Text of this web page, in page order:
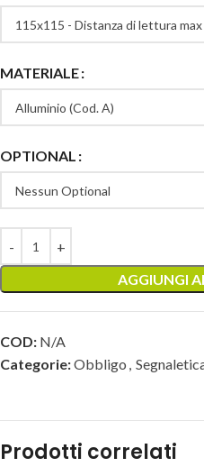
MATERIALE
OPTIONAL
AGGIUNGI
COD: N/A
Categorie:Obbligo ,
Prodotti correlati